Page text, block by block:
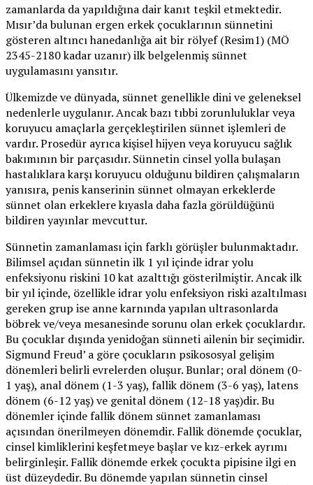
zamanlarda da yapıldığına dair kanıt teşkil etmektedir.
Mısır’da bulunan ergen erkek çocuklarının sünnetini
gösteren altıncı hanedanlığa ait bir rölyef (Resim1) (MÖ
2345-2180 kadar uzanır) ilk belgelenmiş sünnet
uygulamasını yansıtır.
Ülkemizde ve dünyada, sünnet genellikle dini ve geleneksel
nedenlerle uygulanır. Ancak bazı tıbbi zorunluluklar veya
koruyucu amaçlarla gerçekleştirilen sünnet işlemleri de
vardır. Prosedür ayrıca kişisel hijyen veya koruyucu sağlık
bakımının bir parçasıdır. Sünnetin cinsel yolla bulaşan
hastalıklara karşı koruyucu olduğunu bildiren çalışmaların
yanısıra, penis kanserinin sünnet olmayan erkeklerde
sünnet olan erkeklere kıyasla daha fazla görüldüğünü
bildiren yayınlar mevcuttur.
Sünnetin zamanlaması için farklı görüşler bulunmaktadır.
Bilimsel açıdan sünnetin ilk 1 yıl içinde idrar yolu
enfeksiyonu riskini 10 kat azalttığı gösterilmiştir. Ancak ilk
bir yıl içinde, özellikle idrar yolu enfeksiyon riski azaltılması
gereken grup ise anne karnında yapılan ultrasonlarda
böbrek ve/veya mesanesinde sorunu olan erkek çocuklardır.
Bu çocuklar dışında yenidoğan sünneti ailenin bir seçimidir.
Sigmund Freud’ a göre çocukların psikososyal gelişim
dönemleri belirli evrelerden oluşur. Bunlar; oral dönem (0-
1 yaş), anal dönem (1-3 yaş), fallik dönem (3-6 yaş), latens
dönem (6-12 yaş) ve genital dönem (12-18 yaş)dir. Bu
dönemler içinde fallik dönem sünnet zamanlaması
açısından önerilmeyen dönemdir. Fallik dönemde çocuklar,
cinsel kimliklerini keşfetmeye başlar ve kız-erkek ayrımı
belirginleşir. Fallik dönemde erkek çocukta pipisine ilgi en
üst düzeydedir. Bu dönemde yapılan sünnetin cinsel